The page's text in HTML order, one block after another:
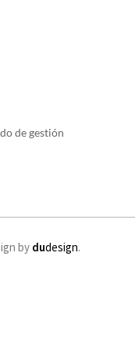
de gestión
by dudesign.